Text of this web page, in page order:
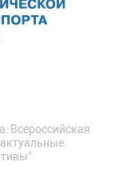
Всероссийская